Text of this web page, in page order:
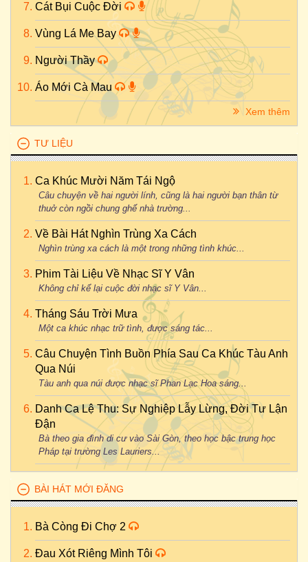
Cát Bụi Cuộc Đời
Vùng Lá Me Bay
Người Thầy
Áo Mới Cà Mau
Xem thêm
TƯ LIỆU
Ca Khúc Mười Năm Tái Ngộ
Câu chuyện về hai người lính, cũng là hai người bạn thân từ
thuở còn ngồi chung ghế nhà trường...
Về Bài Hát Nghìn Trùng Xa Cách
Nghìn trùng xa cách là một trong những tình khúc...
Phim Tài Liệu Về Nhạc Sĩ Y Vân
Không chỉ kể lại cuộc đời nhạc sĩ Y Vân...
Tháng Sáu Trời Mưa
Một ca khúc nhạc trữ tình, được sáng tác...
Câu Chuyện Tình Buồn Phía Sau Ca Khúc Tàu Anh
Qua Núi
Tàu anh qua núi được nhạc sĩ Phan Lạc Hoa sáng...
Danh Ca Lệ Thu: Sự Nghiệp Lẫy Lừng, Đời Tư Lận
Đận
Bà theo gia đình di cư vào Sài Gòn, theo học bậc trung học
Pháp tại trường Les Lauriers...
BÀI HÁT MỚI ĐĂNG
Bà Còng Đi Chợ 2
Đau Xót Riêng Mình Tôi